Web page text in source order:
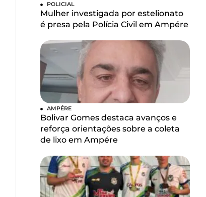
POLICIAL
Mulher investigada por estelionato
é presa pela Polícia Civil em Ampére
AMPÉRE
Bolivar Gomes destaca avanços e
reforça orientações sobre a coleta
de lixo em Ampére